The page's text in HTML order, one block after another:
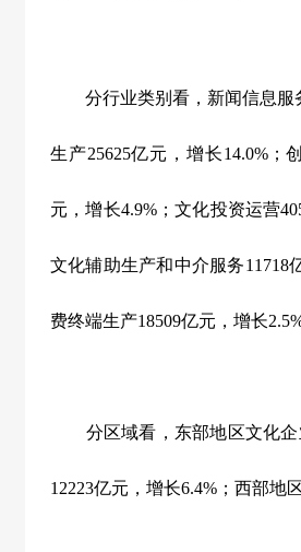
分行业类别看，新闻信息服
生产25625亿元，增长14.0%；
元，增长4.9%；文化投资运营
文化辅助生产和中介服务11718
费终端生产18509亿元，增长
分区域看，东部地区文化企
12223亿元，增长6.4% ；西部地